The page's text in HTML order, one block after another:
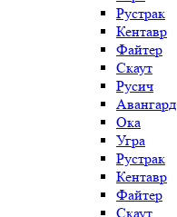
Рустрак
Кентавр
Файтер
Скаут
Русич
Авангард
Ока
Угра
Рустрак
Кентавр
Файтер
Скаут